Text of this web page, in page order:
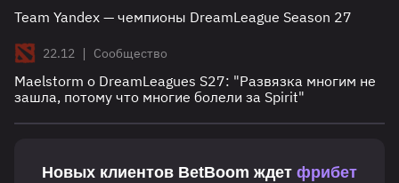
Team Yandex — чемпионы DreamLeague Season 27
22.12 | Сообщество
Maelstorm о DreamLeagues S27: "Развязка многим не
зашла, потому что многие болели за Spirit"
Новых клиентов BetBoom ждет фрибет